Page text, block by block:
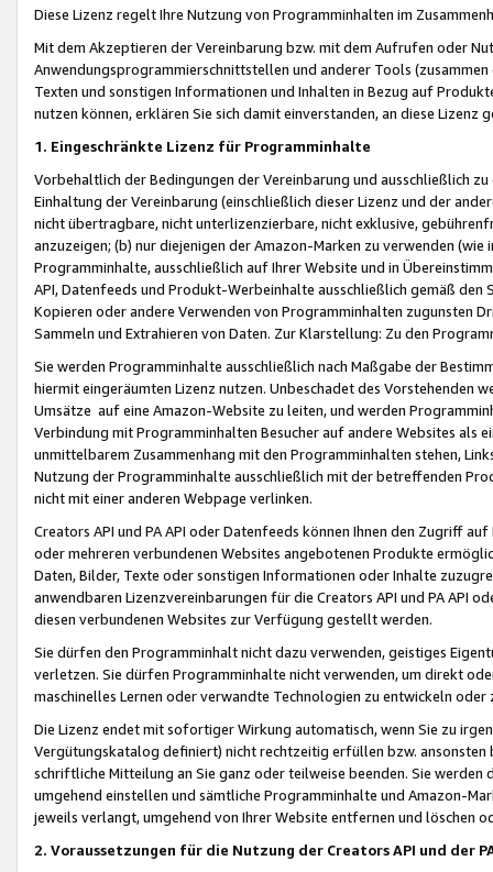
Diese Lizenz regelt Ihre Nutzung von Programminhalten im
Mit dem Akzeptieren der Vereinbarung bzw. mit dem Aufrufen oder
Anwendungsprogrammierschnittstellen und anderer Tools (zusammen
Texten und sonstigen Informationen und Inhalten in Bezug auf
nutzen können, erklären Sie sich damit einverstanden, an diese Lizenz
1. Eingeschränkte Lizenz für Programminhalte
Vorbehaltlich der Bedingungen der Vereinbarung und ausschließlich
Einhaltung der Vereinbarung (einschließlich dieser Lizenz und der
nicht übertragbare, nicht unterlizenzierbare, nicht exklusive,
anzuzeigen; (b) nur diejenigen der Amazon-Marken zu verwenden
Programminhalte, ausschließlich auf Ihrer Website und in
API, Datenfeeds und Produkt-Werbeinhalte ausschließlich gemäß
Kopieren oder andere Verwenden von Programminhalten zugunsten
Sammeln und Extrahieren von Daten. Zur Klarstellung: Zu den
Sie werden Programminhalte ausschließlich nach Maßgabe der
hiermit eingeräumten Lizenz nutzen. Unbeschadet des Vorstehenden
Umsätze auf eine Amazon-Website zu leiten, und werden
Verbindung mit Programminhalten Besucher auf andere Websites als
unmittelbarem Zusammenhang mit den Programminhalten stehen,
Nutzung der Programminhalte ausschließlich mit der betreffenden
nicht mit einer anderen Webpage verlinken.
Creators API und PA API oder Datenfeeds können Ihnen den Zugriff
oder mehreren verbundenen Websites angebotenen Produkte
Daten, Bilder, Texte oder sonstigen Informationen oder Inhalte
anwendbaren Lizenzvereinbarungen für die Creators API und PA API
diesen verbundenen Websites zur Verfügung gestellt werden.
Sie dürfen den Programminhalt nicht dazu verwenden, geistiges
verletzen. Sie dürfen Programminhalte nicht verwenden, um direkt
maschinelles Lernen oder verwandte Technologien zu entwickeln
Die Lizenz endet mit sofortiger Wirkung automatisch, wenn Sie zu
Vergütungskatalog definiert) nicht rechtzeitig erfüllen bzw. ansonsten
schriftliche Mitteilung an Sie ganz oder teilweise beenden. Sie werden
umgehend einstellen und sämtliche Programminhalte und Amazon-
jeweils verlangt, umgehend von Ihrer Website entfernen und löschen
2. Voraussetzungen für die Nutzung der Creators API und der